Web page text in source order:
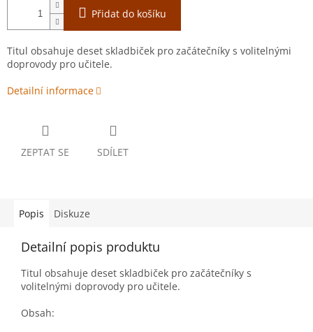
Přidat do košíku
Titul obsahuje deset skladbiček pro začátečníky s volitelnými
doprovody pro učitele.
Detailní informace
ZEPTAT SE SDÍLET
Popis Diskuze
Detailní popis produktu
Titul obsahuje deset skladbiček pro začátečníky s
volitelnými doprovody pro učitele.
Obsah: